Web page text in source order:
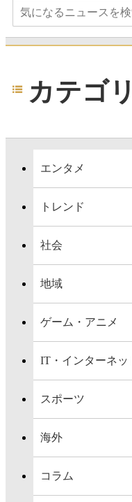
カテゴ
エンタメ
トレンド
社会
地域
ゲーム・アニメ
IT・インターネッ
スポーツ
海外
コラム